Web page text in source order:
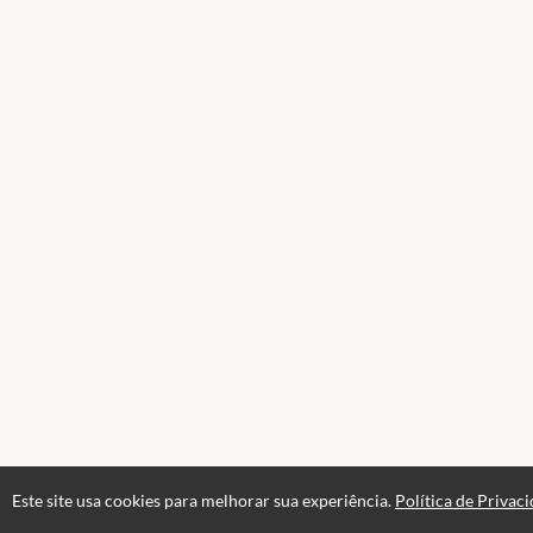
Este site usa cookies para melhorar sua experiência. Política de